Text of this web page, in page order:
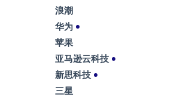
浪潮
华为
苹果
亚马逊云科技
新思科技
三星